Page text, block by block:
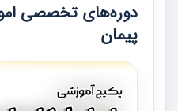
دوره‌های تخصصی
پیمان